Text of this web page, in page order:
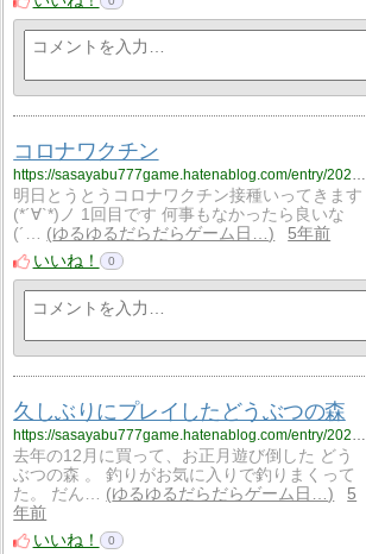
コロナワクチン
明日とうとうコロナワクチン接種いってきます
(*´∀`*)ノ 1回目です 何事もなかったら良いな
(´…
ゆるゆるだらだらゲーム日…
5年前
いいね！
0
久しぶりにプレイしたどうぶつの森
去年の12月に買って、お正月遊び倒した どう
ぶつの森 。 釣りがお気に入りで釣りまくって
た。 だん…
ゆるゆるだらだらゲーム日…
5
年前
いいね！
0